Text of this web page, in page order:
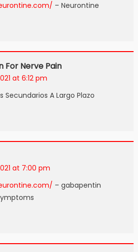
– Neurontine
For Nerve Pain
at 6:12 pm
Secundarios A Largo Plazo
at 7:00 pm
– gabapentin